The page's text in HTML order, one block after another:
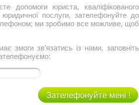
юриста, кваліфікованого
послуги, зателефонуйте до
ми зробимо все можливе, щоб
зв'язатись із нами, заповніть
Зателефонуйте мені !